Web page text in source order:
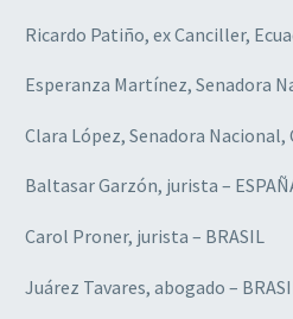
Ricardo Patiño, ex Canciller,
Esperanza Martínez, Senadora
Clara López, Senadora Nacional,
Baltasar Garzón, jurista –
Carol Proner, jurista – BRASIL
Juárez Tavares, abogado –